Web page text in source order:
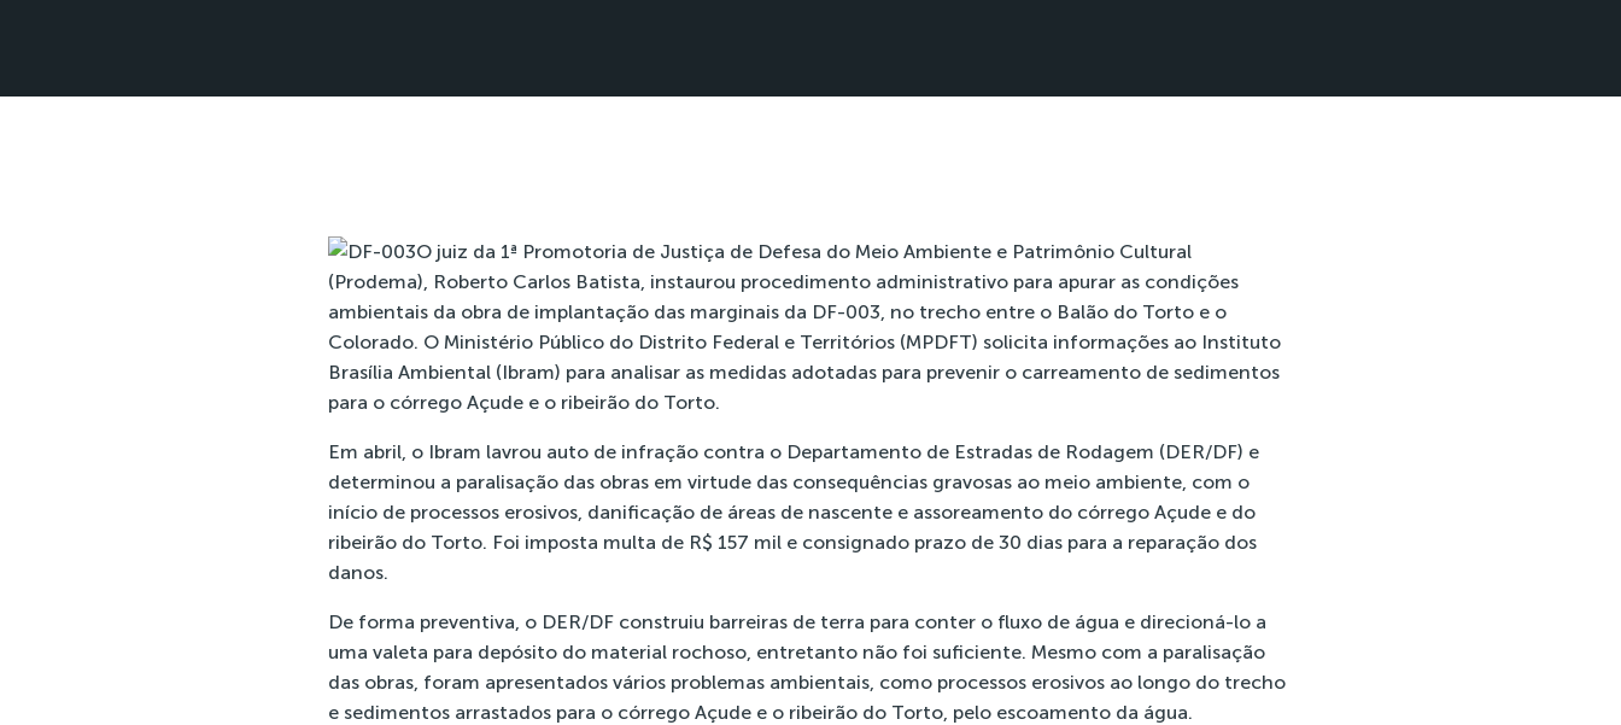
O juiz da 1ª Promotoria de Justiça de Defesa do Meio Ambiente e Patrimônio Cultural
(Prodema), Roberto Carlos Batista, instaurou procedimento administrativo para apurar as condições
ambientais da obra de implantação das marginais da DF-003, no trecho entre o Balão do Torto e o
Colorado. O Ministério Público do Distrito Federal e Territórios (MPDFT) solicita informações ao Instituto
Brasília Ambiental (Ibram) para analisar as medidas adotadas para prevenir o carreamento de sedimentos
para o córrego Açude e o ribeirão do Torto.
Em abril, o Ibram lavrou auto de infração contra o Departamento de Estradas de Rodagem (DER/DF) e
determinou a paralisação das obras em virtude das consequências gravosas ao meio ambiente, com o
início de processos erosivos, danificação de áreas de nascente e assoreamento do córrego Açude e do
ribeirão do Torto. Foi imposta multa de R$ 157 mil e consignado prazo de 30 dias para a reparação dos
danos.
De forma preventiva, o DER/DF construiu barreiras de terra para conter o fluxo de água e direcioná-lo a
uma valeta para depósito do material rochoso, entretanto não foi suficiente. Mesmo com a paralisação
das obras, foram apresentados vários problemas ambientais, como processos erosivos ao longo do trecho
e sedimentos arrastados para o córrego Açude e o ribeirão do Torto, pelo escoamento da água.